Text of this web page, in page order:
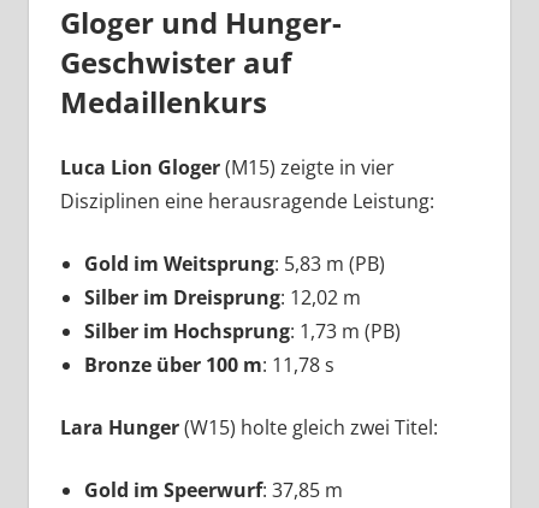
Gloger und Hunger-
Geschwister auf
Medaillenkurs
Luca Lion Gloger(M15) zeigte in vier
Disziplinen eine herausragende Leistung:
Gold im Weitsprung: 5,83 m (PB)
Silber im Dreisprung: 12,02 m
Silber im Hochsprung: 1,73 m (PB)
Bronze über 100 m: 11,78 s
Lara Hunger(W15) holte gleich zwei Titel:
Gold im Speerwurf: 37,85 m